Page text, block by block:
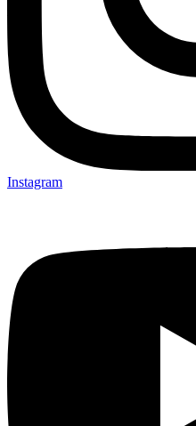
Instagram